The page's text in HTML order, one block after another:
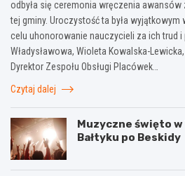
odbyła się ceremonia wręczenia
tej gminy. Uroczystość ta była wyjątkowym
celu uhonorowanie nauczycieli za ich trud i
Władysławowa, Wioleta Kowalska-
Dyrektor Zespołu Obsługi Placówek…
Czytaj dalej
Muzyczne święto w
Bałtyku po Beskidy